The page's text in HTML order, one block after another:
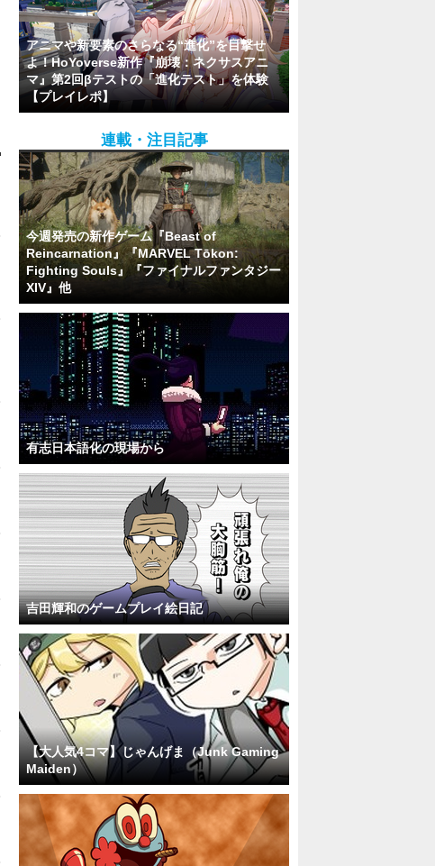
アニマや新要素のさらなる“進化”を目撃せ
よ！HoYoverse新作『崩壊：ネクサスアニ
マ』第2回βテストの「進化テスト」を体験
【プレイレポ】
連載・注目記事
今週発売の新作ゲーム『Beast of
Reincarnation』『MARVEL Tōkon:
Fighting Souls』『ファイナルファンタジー
XIV』他
有志日本語化の現場から
吉田輝和のゲームプレイ絵日記
【大人気4コマ】じゃんげま（Junk Gaming
Maiden）